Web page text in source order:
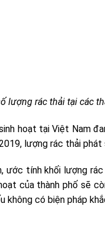
lượng rác thải tại các
hoạt tại Việt Nam
lượng rác thải phát
ước tính khối lượng
của thành phố sẽ
không có biện pháp